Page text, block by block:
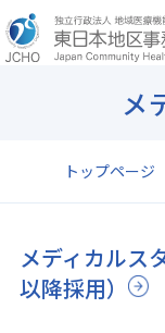
トップページ
メ
メディカルス
以降採用）